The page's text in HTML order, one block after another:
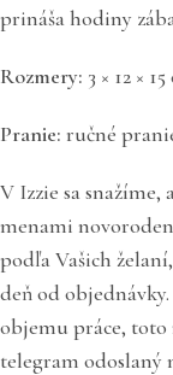
prináša hodiny
Rozmery: 3 × 12 ×
Pranie: ručné
V Izzie sa snažíme,
menami
podľa Vašich
deň od
objemu práce,
telegram odoslaný